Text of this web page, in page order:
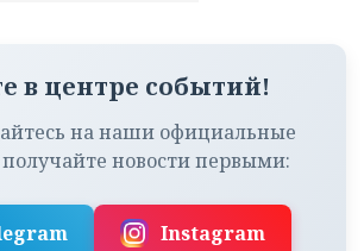
в центре событий!
на наши официальные
новости первыми:
Instagram